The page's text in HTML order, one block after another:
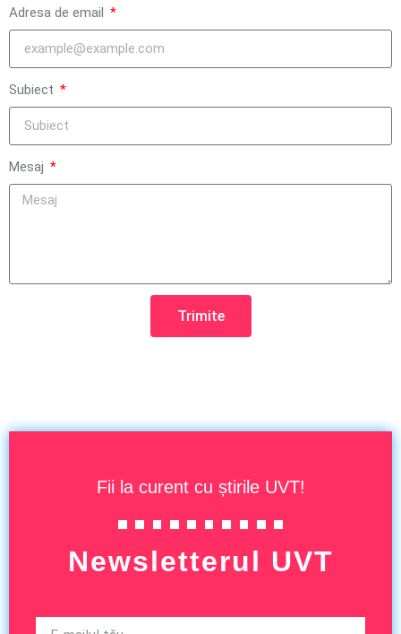
Adresa de email
Subiect
Mesaj
Trimite
Fii la curent cu știrile UVT!
Newsletterul UVT